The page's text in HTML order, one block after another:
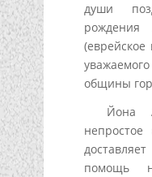
души
рождения
общины
Йона
помощь